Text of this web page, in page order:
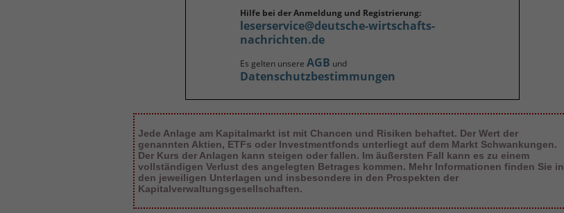
Hilfe bei der Anmeldung und Registrierung:
leserservice@deutsche-wirtschafts-
nachrichten.de
Es gelten unsere AGB und
Datenschutzbestimmungen
Jede Anlage am Kapitalmarkt ist mit Chancen und Risiken behaftet. Der Wert der
genannten Aktien, ETFs oder Investmentfonds unterliegt auf dem Markt Schwankungen.
Der Kurs der Anlagen kann steigen oder fallen. Im äußersten Fall kann es zu einem
vollständigen Verlust des angelegten Betrages kommen. Mehr Informationen finden Sie in
den jeweiligen Unterlagen und insbesondere in den Prospekten der
Kapitalverwaltungsgesellschaften.